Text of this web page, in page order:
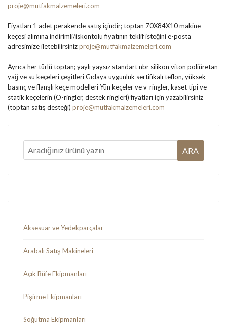
proje@mutfakmalzemeleri.com
Fiyatları 1 adet perakende satış içindir; toptan 70X84X10 makine
keçesi alımına indirimli/iskontolu fiyatının teklif isteğini e-posta
adresimize iletebilirsinizproje@mutfakmalzemeleri.com
Ayrıca her türlü toptan; yaylı yaysız standart nbr silikon viton poliüretan
yağ ve su keçeleri çeşitleri Gıdaya uygunluk sertifikalı teflon, yüksek
basınç ve flanşlı keçe modelleri Yün keçeler ve v-ringler, kaset tipi ve
statik keçelerin (O-ringler, destek ringleri) fiyatları için yazabilirsiniz
(toptan satış desteği) proje@mutfakmalzemeleri.com
Aksesuar ve Yedekparçalar
Arabalı Satış Makineleri
Açık Büfe Ekipmanları
Pişirme Ekipmanları
Soğutma Ekipmanları